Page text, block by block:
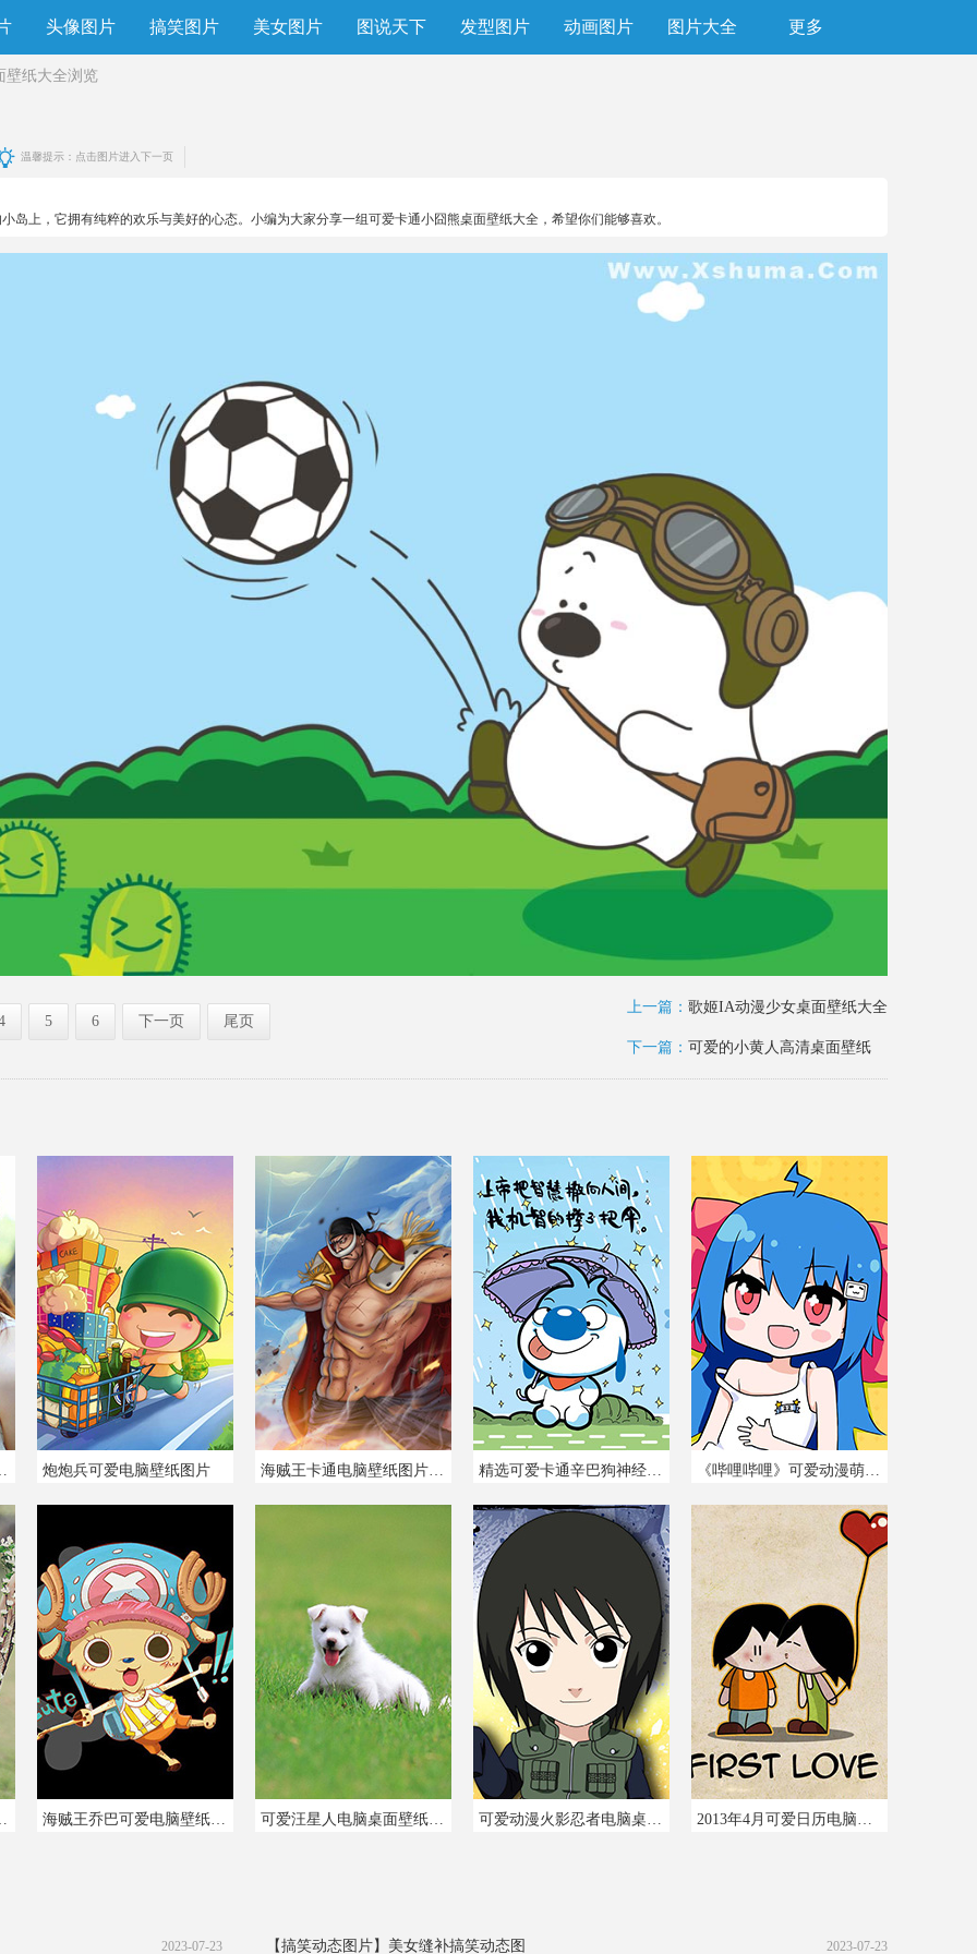
头像图片 搞笑图片 美女图片 图说天下 发型图片 动画图片 图片大全 更多
壁纸大全浏览
温馨提示：点击图片进入下一页
岛上，它拥有纯粹的欢乐与美好的心态。小编为大家分享一组可爱卡通小囧熊桌面壁纸大全，希望你们能够喜欢。
5 6 下一页 尾页
上一篇： 歌姬IA动漫少女桌面壁纸大全
下一篇： 可爱的小黄人高清桌面壁纸
桌面壁纸 炮炮兵可爱电脑壁纸图片 海贼王卡通电脑壁纸图片大全 精选可爱卡通辛巴狗神经语录电脑壁纸图片 《哔哩哔哩》可爱动漫萌系电脑壁纸图片
壁纸图片 海贼王乔巴可爱电脑壁纸图片 可爱汪星人电脑桌面壁纸图片 可爱动漫火影忍者电脑桌面壁纸图片 2013年4月可爱日历电脑壁纸
2023-07-23 【搞笑动态图片】 美女缝补搞笑动态图 2023-07-23